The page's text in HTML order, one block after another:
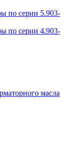
по серии 5.903-
по серии 4.903-
масла